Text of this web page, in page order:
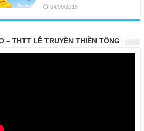
04/09/2015
– THTT LỄ TRUYỀN THIỀN TÔNG